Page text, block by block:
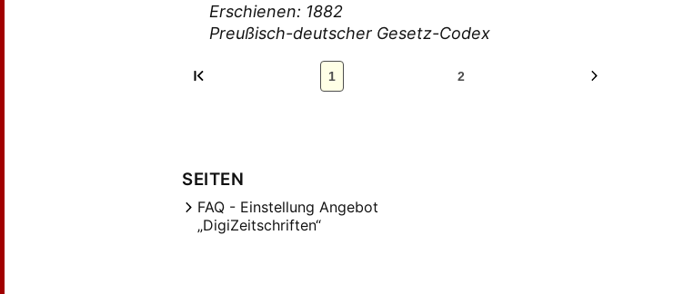
Erschienen: 1882
Preußisch-deutscher Gesetz-Codex
1 2
SEITEN
FAQ - Einstellung Angebot
„DigiZeitschriften“